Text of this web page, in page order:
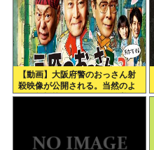
【動画】大阪府警のおっさん射
殺映像が公開される。当然のよ
うに無抵抗だったことが発覚